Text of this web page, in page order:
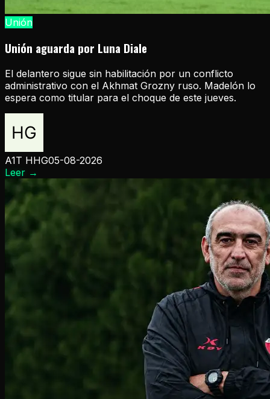
Unión
Unión aguarda por Luna Diale
El delantero sigue sin habilitación por un conflicto
administrativo con el Akhmat Grozny ruso. Madelón lo
espera como titular para el choque de este jueves.
A1T HHG05-08-2026
Leer →